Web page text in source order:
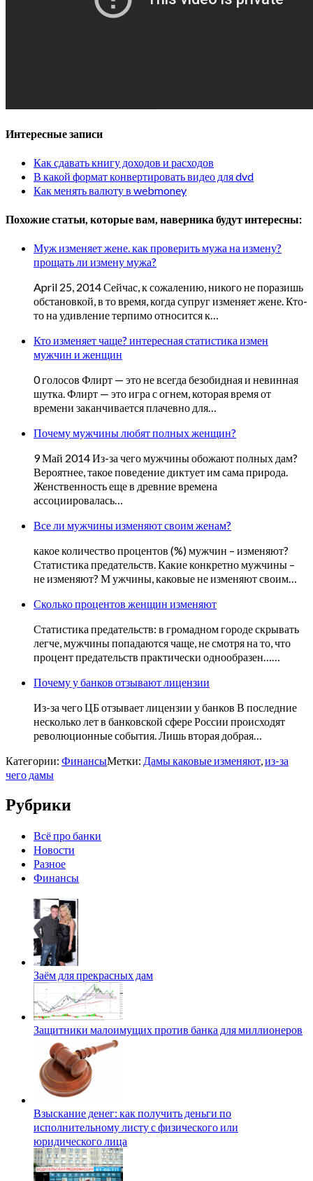
Интересные записи
Как сдавать книгу доходов и расходов
В какой формат конвертировать видео для dvd
Как менять валюту в webmoney
Похожие статьи, которые вам, наверника будут интересны:
Муж изменяет жене. как проверить мужа на измену?
прощать ли измену мужа?
April 25, 2014 Сейчас, к сожалению, никого не поразишь
обстановкой, в то время, когда супруг изменяет жене. Кто-
то на удивление терпимо относится к…
Кто изменяет чаще? интересная статистика измен
мужчин и женщин
0 голосов Флирт — это не всегда безобидная и невинная
шутка. Флирт — это игра с огнем, которая время от
времени заканчивается плачевно для…
Почему мужчины любят полных женщин?
9 Май 2014 Из-за чего мужчины обожают полных дам?
Вероятнее, такое поведение диктует им сама природа.
Женственность еще в древние времена
ассоциировалась…
Все ли мужчины изменяют своим женам?
какое количество процентов (%) мужчин – изменяют?
Статистика предательств. Какие конкретно мужчины –
не изменяют? М ужчины, каковые не изменяют своим…
Сколько процентов женщин изменяют
Статистика предательств: в громадном городе скрывать
легче, мужчины попадаются чаще, не смотря на то, что
процент предательств практически однообразен……
Почему у банков отзывают лицензии
Из-за чего ЦБ отзывает лицензии у банков В последние
несколько лет в банковской сфере России происходят
революционные события. Лишь вторая добрая…
Категории: ФинансыМетки: Дамы каковые изменяют,из-за
чего дамы
Рубрики
Всё про банки
Новости
Разное
Финансы
Заём для прекрасных дам
Защитники малоимущих против банка для миллионеров
Взыскание денег: как получить деньги по
исполнительному листу с физического или
юридического лица